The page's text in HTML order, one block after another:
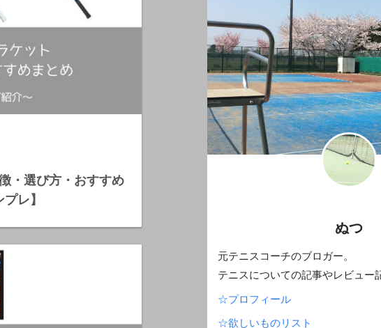
・選び方・おすすめ
レ】
ぬつ
元テニスコーチのブロガー。
テニスについての記事やレビュー
☆プロフィール
☆欲しいものリスト